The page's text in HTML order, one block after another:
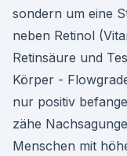
sondern um eine
neben Retinol
Retinsäure und
Körper -
nur positiv
zähe
Menschen mit